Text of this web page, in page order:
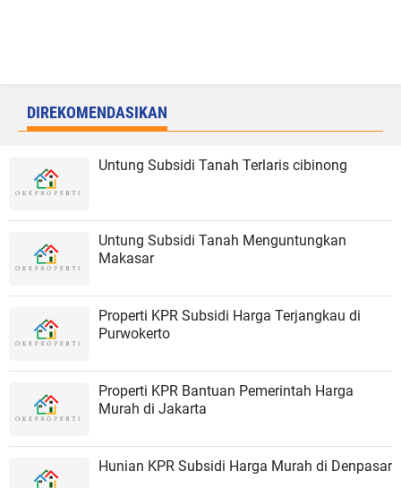
DIREKOMENDASIKAN
Untung Subsidi Tanah Terlaris cibinong
Untung Subsidi Tanah Menguntungkan
Makasar
Properti KPR Subsidi Harga Terjangkau di
Purwokerto
Properti KPR Bantuan Pemerintah Harga
Murah di Jakarta
Hunian KPR Subsidi Harga Murah di Denpasar